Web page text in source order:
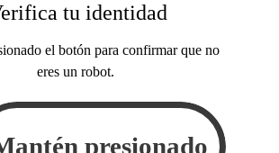
tu identidad
el botón para confirmar que no
eres un robot.